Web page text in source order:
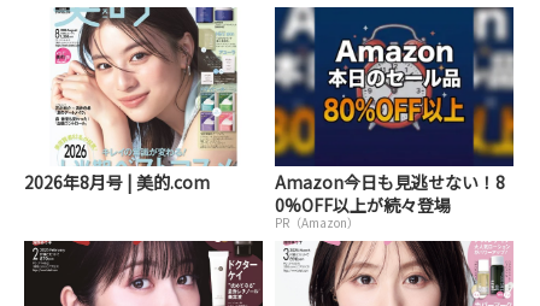
2026年8月号 | 美的.com
Amazon今日も見逃せない！8
0%OFF以上が続々登場
PR（Amazon）